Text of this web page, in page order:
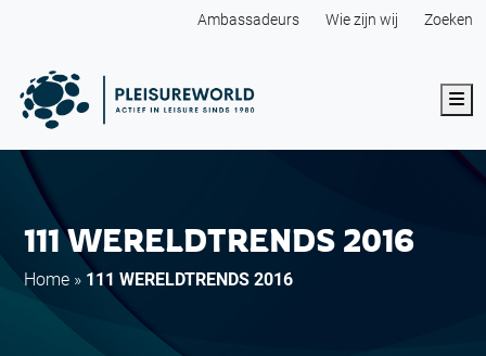
Ambassadeurs Wie zijn wij Zoeken
111 WERELDTRENDS 2016
Home » 111 WERELDTRENDS 2016